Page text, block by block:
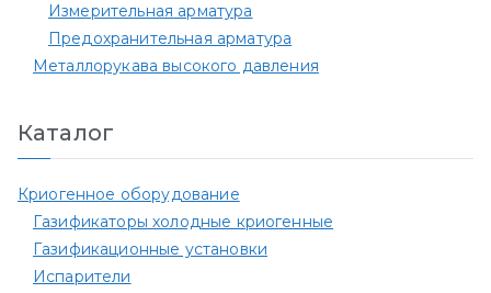
Измерительная арматура
Предохранительная арматура
Металлорукава высокого давления
Каталог
Криогенное оборудование
Газификаторы холодные криогенные
Газификационные установки
Испарители